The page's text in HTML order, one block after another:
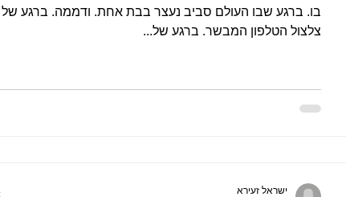
בו. ברגע שבו העולם סביב נעצר בבת אחת. ודממה. ברגע של
צלצול הטלפון המבשר. ברגע של...
ישראל זעירא